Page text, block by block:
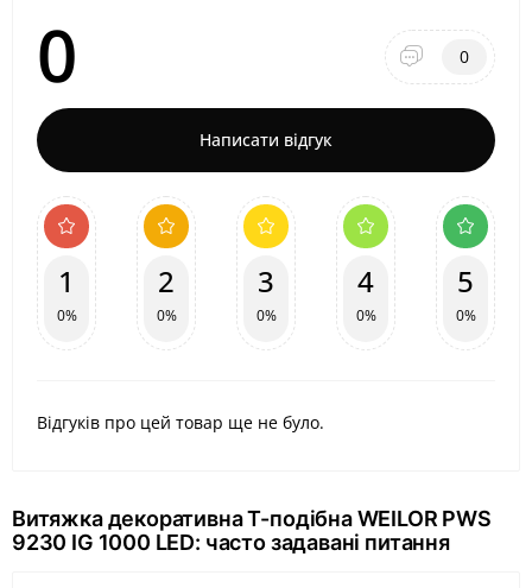
0 0
Написати відгук
1
0%
2
0%
3
0%
4
0%
5
0%
Відгуків про цей товар ще не було.
Витяжка декоративна Т-подібна WEILOR PWS
9230 IG 1000 LED: часто задавані питання